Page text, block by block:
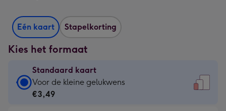
Eén kaart Stapelkorting
Kies het formaat
Standaard kaart
Standaard
kaart
Voor de kleine gelukwens
€3,49